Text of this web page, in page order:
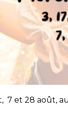
7 et 28 août,